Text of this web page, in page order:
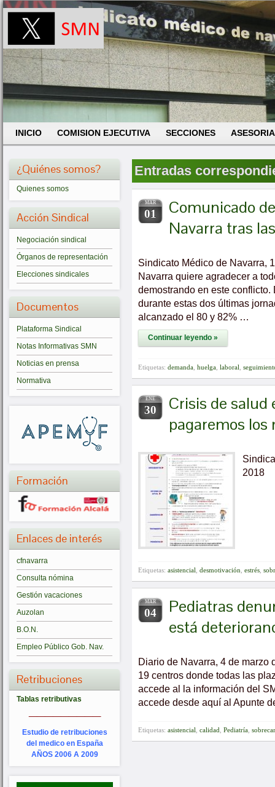
INICIO COMISION EJECUTIVA SECCIONES
¿Quiénes somos?
Quienes somos
Acción Sindical
Negociación sindical
Órganos de representación
Elecciones sindicales
Documentos
Plataforma Sindical
Notas Informativas SMN
Noticias en prensa
Normativa
Formación
Enlaces de interés
cfnavarra
Consulta nómina
Gestión vacaciones
Auzolan
B.O.N.
Empleo Público Gob. Nav.
Retribuciones
Tablas retributivas
Estudio de retribuciones
del medico en España
AÑOS 2006 A 2009
Entradas
MAR
01
Comunicado
Navarra tras
Sindicato Médico de Navarra,
Navarra quiere agradecer a
demostrando en este
durante estas dos últimas
alcanzado el 80 y 82% …
Continuar leyendo »
Etiquetas: demanda huelga laboral
ENE
30
Crisis de salud
pagaremos los
2018
Etiquetas: asistencial desmotivación estrés
MAR
04
Pediatras
está
Diario de Navarra, 4 de marzo
19 centros donde todas las
accede al la información del
accede desde aquí al Apunte
Etiquetas: asistencial calidad Pediatría